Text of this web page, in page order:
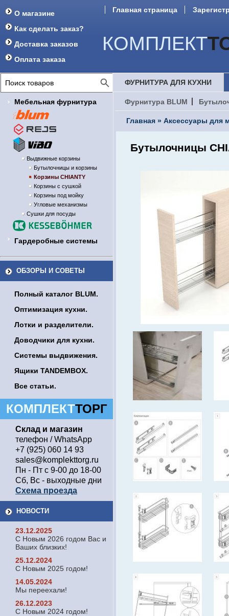
О магазине
Как сделать заказ?
Доставка заказов
Оплата заказа
Главная страница
КОМПЛЕКТ
Мебельная фурнитура
Выдвижные корзины
Бутылочницы и корзины
Корзины CHIANTY
Корзины с сушкой
Корзины под мойку
Угловые механизмы
Сушки для посуды
Гардеробные системы
ОБЗОРЫ И СОВЕТЫ
Полный каталог BLUM.
Оптимизация кухни.
Лотки и разделители.
Доводчики для кухни.
Системы выдвижения.
Ящики TANDEMBOX.
Все статьи.
КОМПЛЕКТТОРГ
Склад и магазин
телефон / WhatsApp
+7 (925) 060 14 93
sales@komplekttorg.ru
Пн - Пт с 9-00 до 18-00
Сб, Вс - выходные дни
Схема проезда
НОВОСТИ
23.12.2025
С Новым 2026 годом Вас и
Ваших близких!
25.12.2024
С Новым 2025 годом!
14.05.2024
Мы переехали!
26.12.2023
С Новым 2024 годом!
ФУРНИТУРА ДЛЯ КУХНИ
Фурнитура BLUM
Главная » Аксессуары для
Бутылочницы